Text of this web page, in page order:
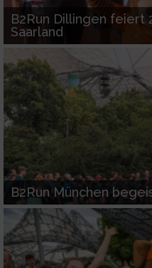
B2Run Dillingen feiert
Saarland
B2Run München